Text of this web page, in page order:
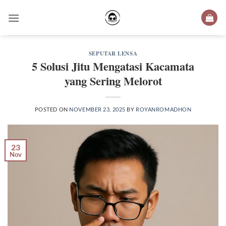
SEPUTAR LENSA
5 Solusi Jitu Mengatasi Kacamata
yang Sering Melorot
POSTED ON NOVEMBER 23, 2025 BY ROYANROMADHON
23
Nov